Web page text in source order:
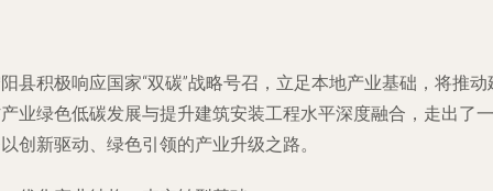
县积极响应国家“双碳”战略号召，立足本地产业基础，将推动
业绿色低碳发展与提升建筑安装工程水平深度融合，走出了一
创新驱动、绿色引领的产业升级之路。